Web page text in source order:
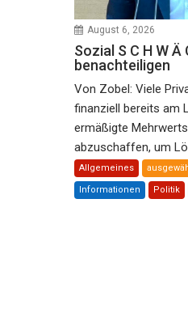
August 6, 2026
Sozial S C H W Ä
benachteiligen
Von Zobel: Viele
finanziell bereits am
ermäßigte
abzuschaffen, um
Allgemeines
Informationen Politik